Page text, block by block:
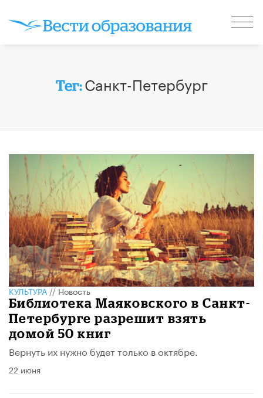
Тег:Санкт-Петербург
КУЛЬТУРА//Новость
Библиотека Маяковского в Санкт-
Петербурге разрешит взять
домой 50 книг
Вернуть их нужно будет только в октябре.
22 июня